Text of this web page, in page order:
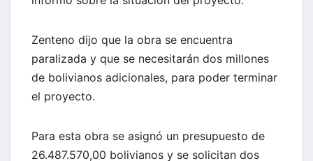
Zenteno dijo que la obra se encuentra
paralizada y que se necesitarán dos millones
de bolivianos adicionales, para poder terminar
el proyecto.
Para esta obra se asignó un presupuesto de
26.487.570,00 bolivianos y se solicitan dos